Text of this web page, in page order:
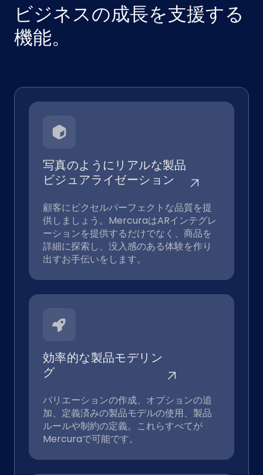
ビジネスの成長を支援する
機能。
写真のようにリアルな製品
ビジュアライゼーション
顧客にピクセルパーフェクトな品質を提
供しましょう。MercuraはARインテグレ
ーションを提供するだけでなく、商品を
詳細に探索し、没入感のある体験を作り
出すお手伝いをします。
効率的な製品モデリン
グ
バリエーションの作成、オプションの追
加、定義済みの製品モデルの使用、製品
ルールや制約の定義。これらすべてが
Mercuraで可能です。